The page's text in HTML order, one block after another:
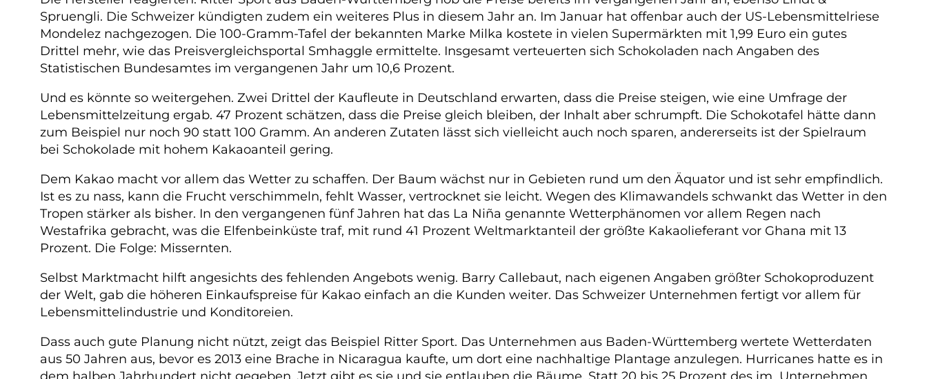
Spruengli. Die Schweizer kündigten zudem ein weiteres Plus in diesem Jahr an. Im Januar hat offenbar auch der US-Lebensmittelriese
Mondelez nachgezogen. Die 100-Gramm-Tafel der bekannten Marke Milka kostete in vielen Supermärkten mit 1,99 Euro ein gutes
Drittel mehr, wie das Preisvergleichsportal Smhaggle ermittelte. Insgesamt verteuerten sich Schokoladen nach Angaben des
Statistischen Bundesamtes im vergangenen Jahr um 10,6 Prozent.
Und es könnte so weitergehen. Zwei Drittel der Kaufleute in Deutschland erwarten, dass die Preise steigen, wie eine Umfrage der
Lebensmittelzeitung ergab. 47 Prozent schätzen, dass die Preise gleich bleiben, der Inhalt aber schrumpft. Die Schokotafel hätte dann
zum Beispiel nur noch 90 statt 100 Gramm. An anderen Zutaten lässt sich vielleicht auch noch sparen, andererseits ist der Spielraum
bei Schokolade mit hohem Kakaoanteil gering.
Dem Kakao macht vor allem das Wetter zu schaffen. Der Baum wächst nur in Gebieten rund um den Äquator und ist sehr empfindlich.
Ist es zu nass, kann die Frucht verschimmeln, fehlt Wasser, vertrocknet sie leicht. Wegen des Klimawandels schwankt das Wetter in den
Tropen stärker als bisher. In den vergangenen fünf Jahren hat das La Niña genannte Wetterphänomen vor allem Regen nach
Westafrika gebracht, was die Elfenbeinküste traf, mit rund 41 Prozent Weltmarktanteil der größte Kakaolieferant vor Ghana mit 13
Prozent. Die Folge: Missernten.
Selbst Marktmacht hilft angesichts des fehlenden Angebots wenig. Barry Callebaut, nach eigenen Angaben größter Schokoproduzent
der Welt, gab die höheren Einkaufspreise für Kakao einfach an die Kunden weiter. Das Schweizer Unternehmen fertigt vor allem für
Lebensmittelindustrie und Konditoreien.
Dass auch gute Planung nicht nützt, zeigt das Beispiel Ritter Sport. Das Unternehmen aus Baden-Württemberg wertete Wetterdaten
aus 50 Jahren aus, bevor es 2013 eine Brache in Nicaragua kaufte, um dort eine nachhaltige Plantage anzulegen. Hurricanes hatte es in